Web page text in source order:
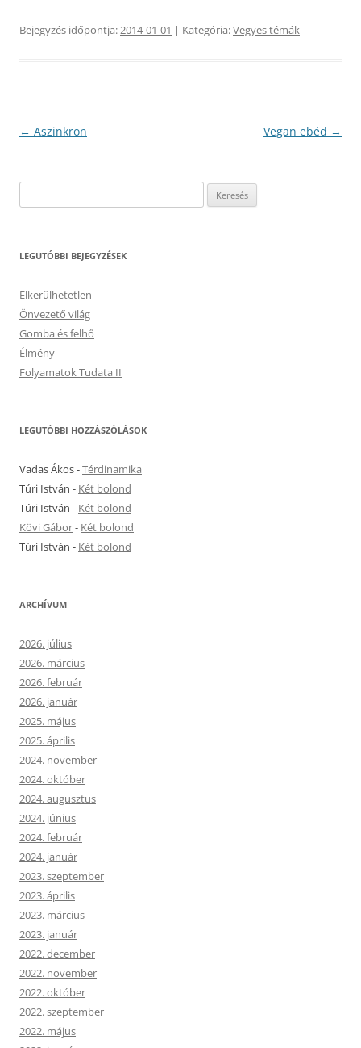
Bejegyzés időpontja:2014-01-01 | Kategória:Vegyes témák
Bejegyzés
← Aszinkron Vegan ebéd →
LEGUTÓBBI BEJEGYZÉSEK
Elkerülhetetlen
Önvezető világ
Gomba és felhő
Élmény
Folyamatok Tudata II
LEGUTÓBBI HOZZÁSZÓLÁSOK
Vadas Ákos-Térdinamika
Túri István - Két bolond
Túri István - Két bolond
Kövi Gábor- Két bolond
Túri István - Két bolond
ARCHÍVUM
2026. július
2026. március
2026. február
2026. január
2025. május
2025. április
2024. november
2024. október
2024. augusztus
2024. június
2024. február
2024. január
2023. szeptember
2023. április
2023. március
2023. január
2022. december
2022. november
2022. október
2022. szeptember
2022. május